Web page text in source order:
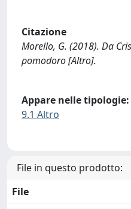
Citazione
Morello, G. (2018). Da
pomodoro [Altro].
Appare nelle tipologie:
9.1 Altro
File in questo prodotto:
File